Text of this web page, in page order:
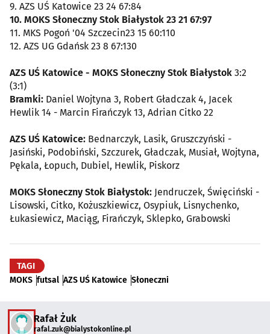
9. AZS UŚ Katowice 23 24 67:84
10. MOKS Słoneczny Stok Białystok 23 21 67:97
11. MKS Pogoń '04 Szczecin23 15 60:110
12. AZS UG Gdańsk 23 8 67:130
AZS UŚ Katowice - MOKS Słoneczny Stok Białystok 3:2
(3:1)
Bramki: Daniel Wojtyna 3, Robert Gładczak 4, Jacek
Hewlik 14 - Marcin Firańczyk 13, Adrian Citko 22
AZS UŚ Katowice: Bednarczyk, Lasik, Gruszczyński -
Jasiński, Podobiński, Szczurek, Gładczak, Musiał, Wojtyna,
Pękala, Łopuch, Dubiel, Hewlik, Piskorz
MOKS Słoneczny Stok Białystok: Jendruczek, Święciński -
Lisowski, Citko, Kożuszkiewicz, Osypiuk, Lisnychenko,
Łukasiewicz, Maciąg, Firańczyk, Sklepko, Grabowski
TAGI
MOKS futsal AZS UŚ Katowice Słoneczni
Rafał Żuk
rafal.zuk@bialystokonline.pl